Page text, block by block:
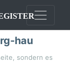
hau
sondern es